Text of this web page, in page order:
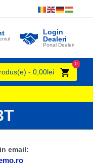
Login
Dealeri
Portal Dealeri
- 0,00lei
0
email: